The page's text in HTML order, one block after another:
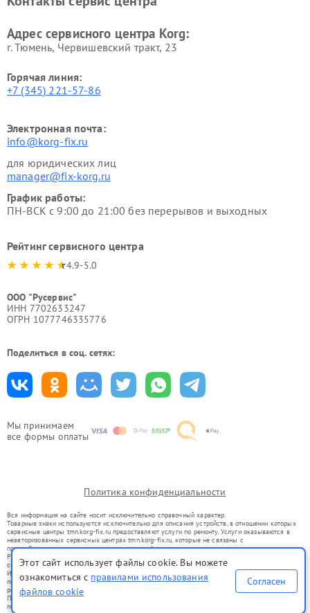
Мы принимаем
все формы оплаты
Адрес сервисного центра Korg:
г. Тюмень, ​Червишевский тракт, 23
Горячая линия:
+7 (345) 221-57-86
Электронная почта:
info@korg-fix.ru
для юридических лиц
manager@fix-korg.ru
График работы:
ПН-ВСК с 9:00 до 21:00 без перерывов и выходных
Рейтинг сервисного центра
4.9-5.0
ООО "Русервис"
ИНН 7702633247
ОГРН 1077746335776
Поделиться в соц. сетях:
Политика конфиденциальности
Вся информация на сайте носит исключительно справочный характер.
Товарные знаки используются исключительно для описания устройств, в отношении которых
сервисные центры tmn.korg-fix.ru предоставляют услуги по ремонту. Услуги оказываются в
неавторизованных сервисных центрах tmn.korg-fix.ru, которые не связаны с
правообладателями товарных знаков или их официальными представителями.
Ремонт осуществляется для устройств, уже введенных в гражданский оборот в соответствии
со статьей 1487 ГК РФ.
Использование товарных знаков не преследует цели индивидуализации услуг или введения
потребителей в заблуждение, а служит для информирования о предоставляемых услугах по
ремонту техники указанных брендов.
Представленная на сайте информация не является публичной офертой, определяемой
положениями Статьи 437(2) Гражданского кодекса РФ
Этот сайт использует файлы cookie. Вы можете
ознакомиться с правилами использования
файлов cookie
Согласен